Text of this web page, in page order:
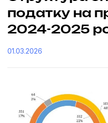
податку на
2024-2025
01.03.2026